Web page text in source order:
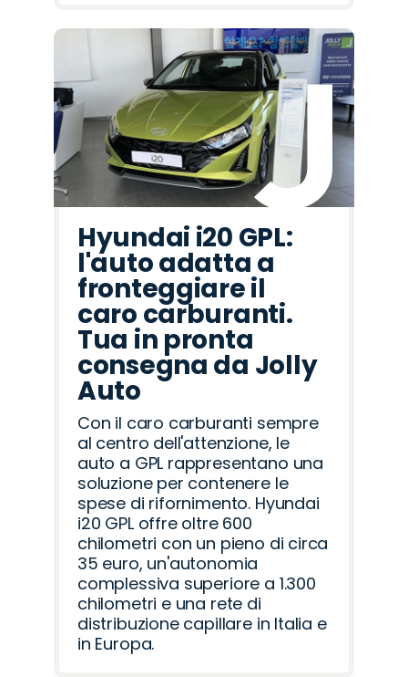
Hyundai i20 GPL:
l'auto adatta a
fronteggiare il
caro carburanti.
Tua in pronta
consegna da Jolly
Auto
Con il caro carburanti sempre
al centro dell'attenzione, le
auto a GPL rappresentano una
soluzione per contenere le
spese di rifornimento. Hyundai
i20 GPL offre oltre 600
chilometri con un pieno di circa
35 euro, un'autonomia
complessiva superiore a 1.300
chilometri e una rete di
distribuzione capillare in Italia e
in Europa.